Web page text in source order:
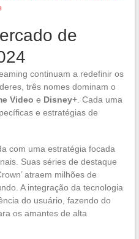
de
continuam a redefinir os
três nomes dominam o
Video e Disney+. Cada uma
e estratégias de
com uma estratégia focada
Suas séries de destaque
atraem milhões de
A integração da tecnologia
do usuário, fazendo do
os amantes de alta